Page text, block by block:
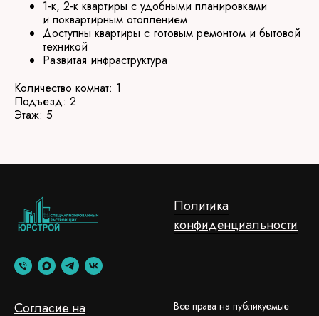
1-к, 2-к квартиры с удобными планировками
и поквартирным отоплением
Доступны квартиры с готовым ремонтом и бытовой
техникой
Развитая инфраструктура
Количество комнат: 1
Подъезд: 2
Этаж: 5
Политика
конфиденциальности
Согласие на
Все права на публикуемые